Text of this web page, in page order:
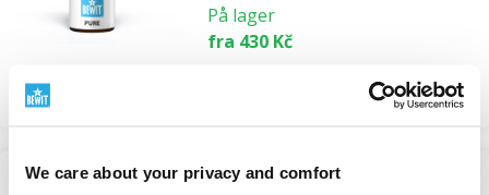
We care about your privacy and comfort
På lager
fra 430 Kč